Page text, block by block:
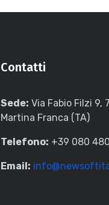
Contatti
Sede: Via Fabio Filzi 9,
Martina Franca (TA)
Telefono: +39 080
Email: